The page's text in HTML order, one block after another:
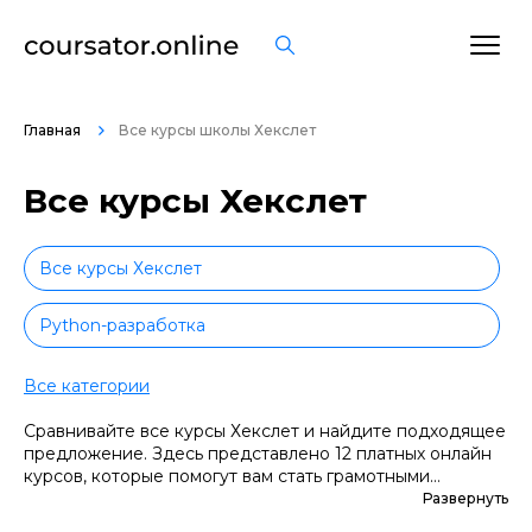
Главная Все курсы школы Хекслет
Все курсы Хекслет
Все курсы Хекслет
Python-разработка
JavaScript-разработка
Frontend-разработка
Все категории
Сравнивайте все курсы Хекслет и найдите подходящее
предложение. Здесь представлено 12 платных онлайн
курсов, которые помогут вам стать грамотными
специалистами. А если вы не уверены в выбореРазвернуть